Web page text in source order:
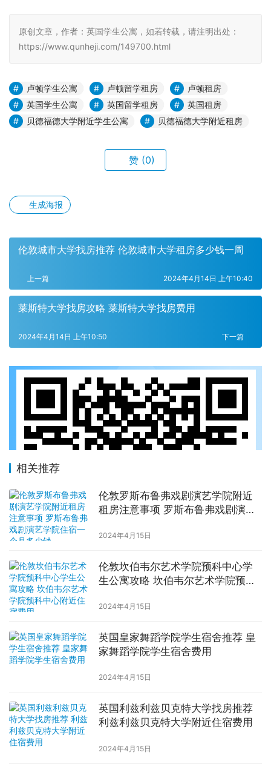
原创文章，作者：英国学生公寓，如若转载，请注明出处：
https://www.qunheji.com/149700.html
卢顿学生公寓 卢顿留学租房
卢顿租房
英国学生公寓
英国留学租房
英国租房
贝德福德大学附近学生公寓
贝德福德大学附近租房
赞 (0)
生成海报
伦敦城市大学找房推荐 伦敦城市大学租房多少钱一周
上一篇 2024年4月14日 上午10:40
莱斯特大学找房攻略 莱斯特大学找房费用
下一篇
2024年4月14日 上午10:50
相关推荐
伦敦罗斯布鲁弗戏剧演艺学院附近
租房注意事项 罗斯布鲁弗戏剧演艺
2024年4月15日
伦敦坎伯韦尔艺术学院预科中心学
生公寓攻略 坎伯韦尔艺术学院预科
2024年4月15日
英国皇家舞蹈学院学生宿舍推荐 皇
家舞蹈学院学生宿舍费用
2024年4月15日
英国利兹利兹贝克特大学找房推荐
利兹利兹贝克特大学附近住宿费用
2024年4月15日